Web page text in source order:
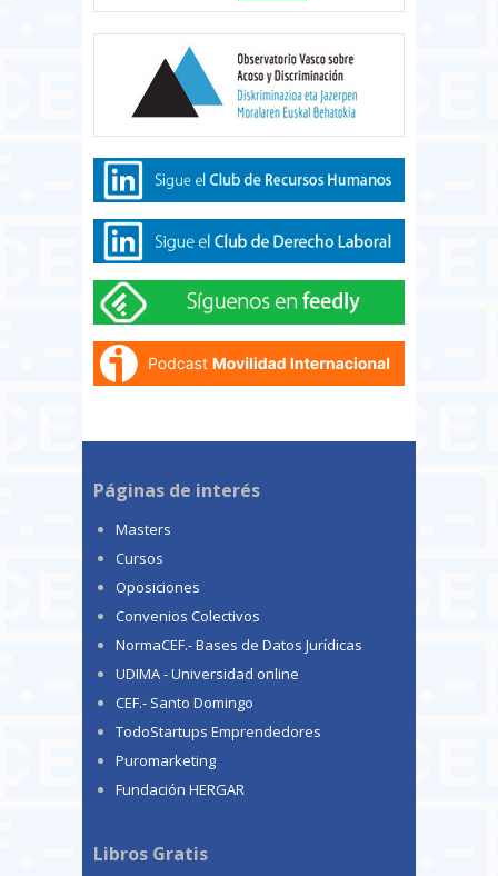
Páginas de interés
Masters
Cursos
Oposiciones
Convenios Colectivos
NormaCEF.- Bases de Datos Jurídicas
UDIMA - Universidad online
CEF.- Santo Domingo
TodoStartups Emprendedores
Puromarketing
Fundación HERGAR
Libros Gratis